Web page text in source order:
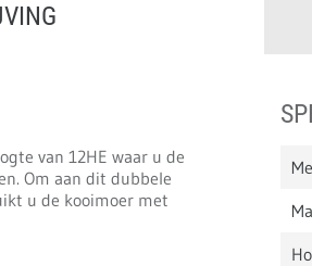
van 12HE waar u de
Om aan dit dubbele
u de kooimoer met